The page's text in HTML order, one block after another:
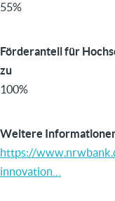
55%
Förderanteil für
zu
100%
Weitere
https://
innovation…